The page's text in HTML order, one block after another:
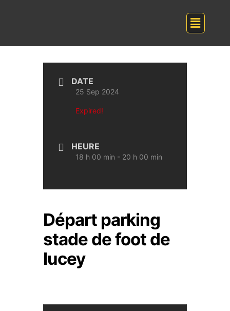
DATE
25 Sep 2024
Expired!
HEURE
18 h 00 min - 20 h 00 min
Départ parking
stade de foot de
lucey